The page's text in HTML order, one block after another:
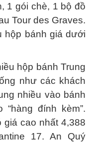
1 gói chè, 1 bộ đồ
Tour des Graves.
hộp bánh giá dưới
hộp bánh Trung
như các khách
nhiều vào bánh
đính kèm”.
cao nhất 4,388
17. An Quý